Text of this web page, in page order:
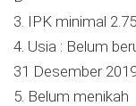
3. IPK minimal
4. Usia : Belum
31 Desember
5. Belum menikah